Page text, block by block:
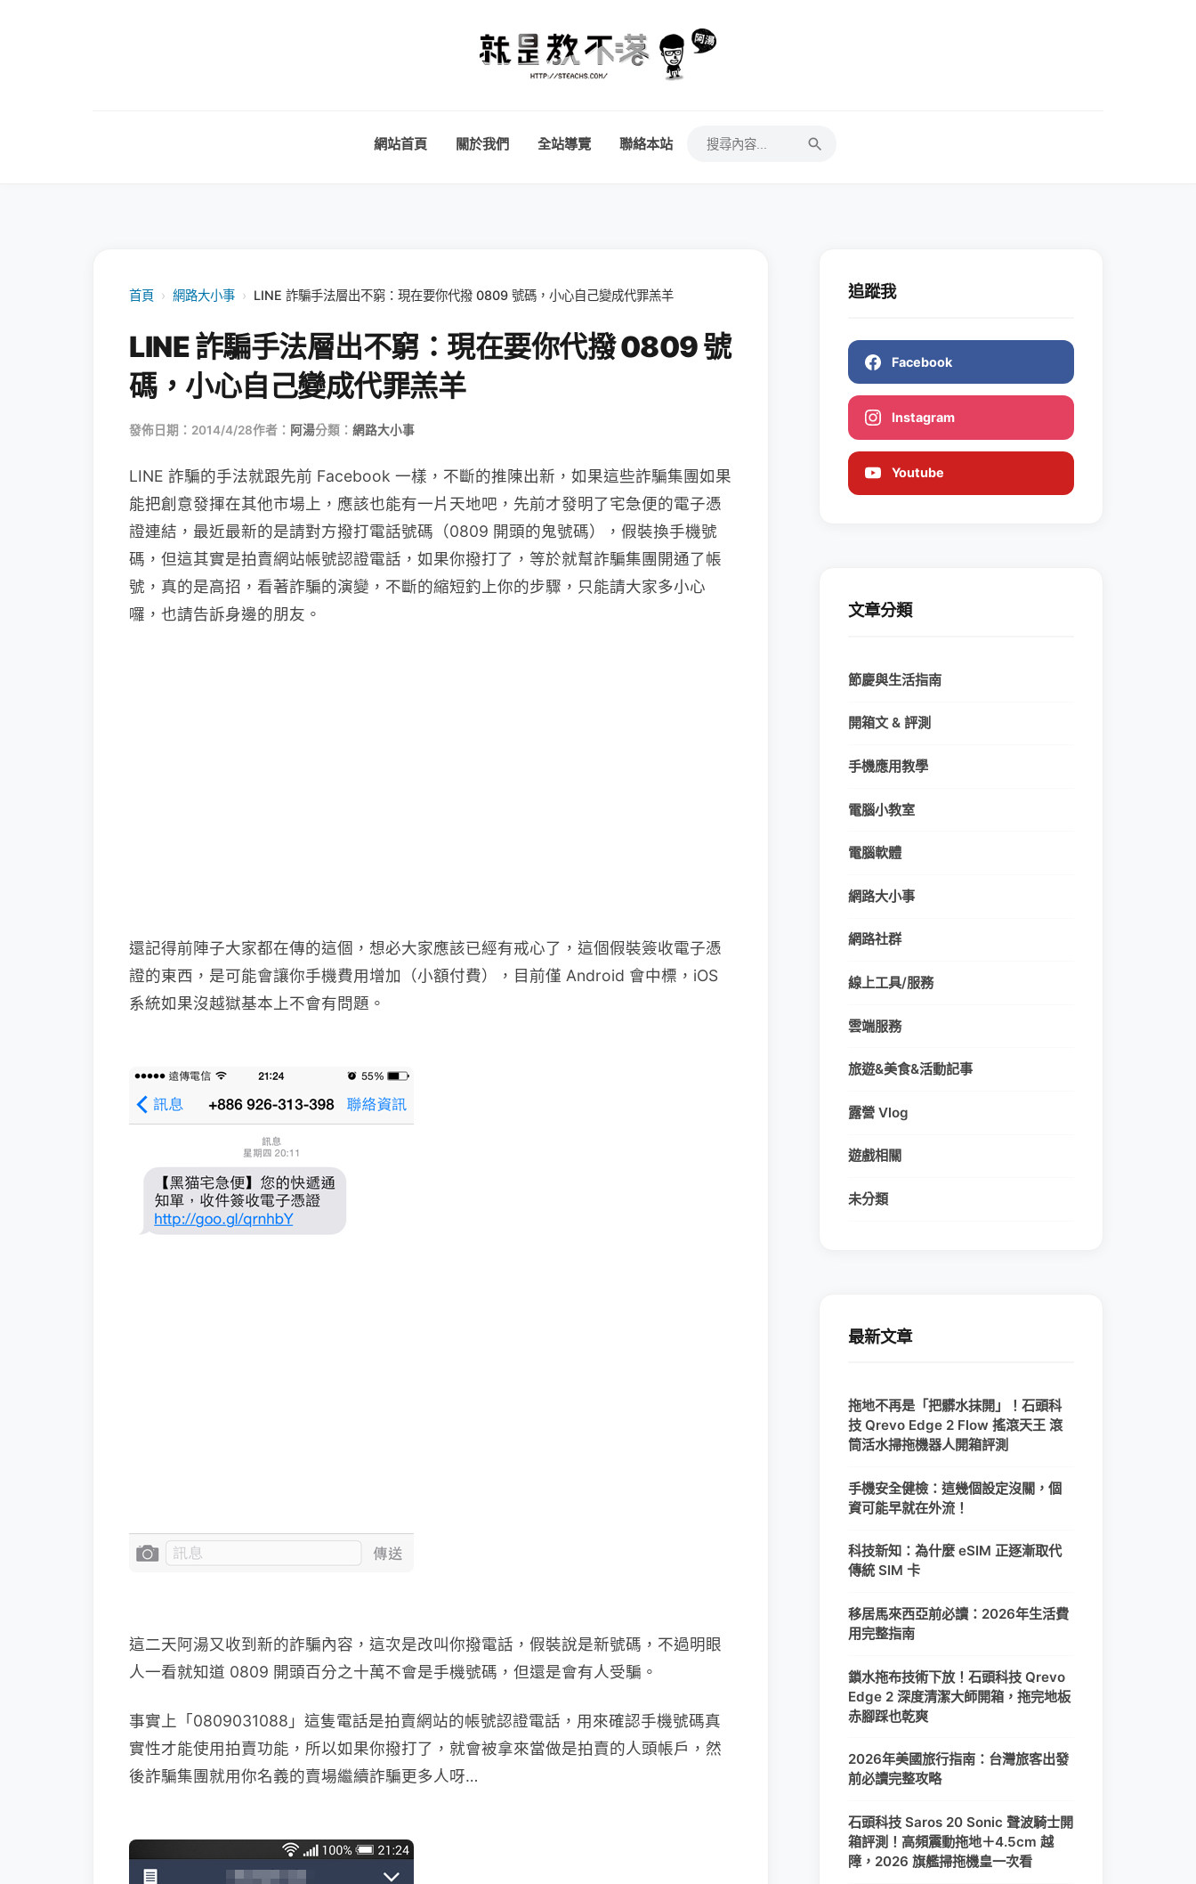
網站首頁 關於我們 全站導覽 聯絡本站
首頁 › 網路大小事 › LINE 詐騙手法層出不窮：現在要你代撥 0809 號碼，小心自己變成代罪羔羊
LINE 詐騙手法層出不窮：現在要你代撥 0809 號
碼，小心自己變成代罪羔羊
發佈日期：2014/4/28作者： 阿湯分類： 網路大小事
LINE 詐騙的手法就跟先前 Facebook 一樣，不斷的推陳出新，如果這些詐騙集團如果
能把創意發揮在其他市場上，應該也能有一片天地吧，先前才發明了宅急便的電子憑
證連結，最近最新的是請對方撥打電話號碼（0809 開頭的鬼號碼），假裝換手機號
碼，但這其實是拍賣網站帳號認證電話，如果你撥打了，等於就幫詐騙集團開通了帳
號，真的是高招，看著詐騙的演變，不斷的縮短釣上你的步驟，只能請大家多小心
囉，也請告訴身邊的朋友。
還記得前陣子大家都在傳的這個，想必大家應該已經有戒心了，這個假裝簽收電子憑
證的東西，是可能會讓你手機費用增加（小額付費），目前僅 Android 會中標，iOS
系統如果沒越獄基本上不會有問題。
這二天阿湯又收到新的詐騙內容，這次是改叫你撥電話，假裝說是新號碼，不過明眼
人一看就知道 0809 開頭百分之十萬不會是手機號碼，但還是會有人受騙。
事實上「0809031088」這隻電話是拍賣網站的帳號認證電話，用來確認手機號碼真
實性才能使用拍賣功能，所以如果你撥打了，就會被拿來當做是拍賣的人頭帳戶，然
後詐騙集團就用你名義的賣場繼續詐騙更多人呀…
追蹤我
Facebook
Instagram
Youtube
文章分類
節慶與生活指南
開箱文 & 評測
手機應用教學
電腦小教室
電腦軟體
網路大小事
網路社群
線上工具/服務
雲端服務
旅遊&美食&活動記事
露營 Vlog
遊戲相關
未分類
最新文章
拖地不再是「把髒水抹開」！石頭科
技 Qrevo Edge 2 Flow 搖滾天王 滾
筒活水掃拖機器人開箱評測
手機安全健檢：這幾個設定沒關，個
資可能早就在外流！
科技新知：為什麼 eSIM 正逐漸取代
傳統 SIM 卡
移居馬來西亞前必讀：2026年生活費
用完整指南
鎖水拖布技術下放！石頭科技 Qrevo
Edge 2 深度清潔大師開箱，拖完地板
赤腳踩也乾爽
2026年美國旅行指南：台灣旅客出發
前必讀完整攻略
石頭科技 Saros 20 Sonic 聲波騎士開
箱評測！高頻震動拖地＋4.5cm 越
障，2026 旗艦掃拖機皇一次看